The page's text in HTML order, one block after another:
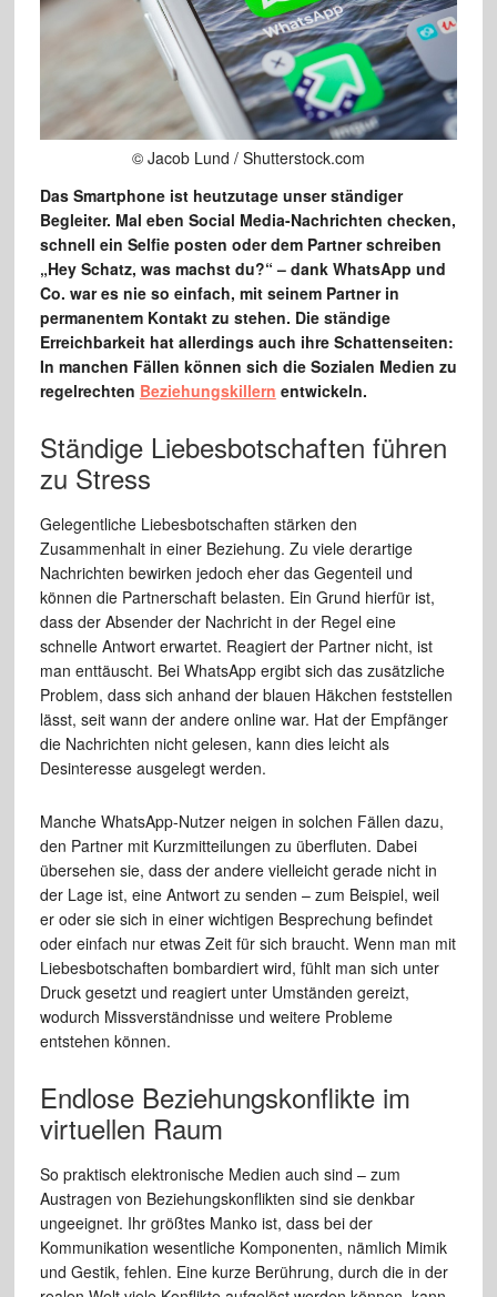
© Jacob Lund / Shutterstock.com
Das Smartphone ist heutzutage unser ständiger
Begleiter. Mal eben Social Media-Nachrichten checken,
schnell ein Selfie posten oder dem Partner schreiben
„Hey Schatz, was machst du?“ – dank WhatsApp und
Co. war es nie so einfach, mit seinem Partner in
permanentem Kontakt zu stehen. Die ständige
Erreichbarkeit hat allerdings auch ihre Schattenseiten:
In manchen Fällen können sich die Sozialen Medien zu
regelrechten Beziehungskillern entwickeln.
Ständige Liebesbotschaften führen
zu Stress
Gelegentliche Liebesbotschaften stärken den
Zusammenhalt in einer Beziehung. Zu viele derartige
Nachrichten bewirken jedoch eher das Gegenteil und
können die Partnerschaft belasten. Ein Grund hierfür ist,
dass der Absender der Nachricht in der Regel eine
schnelle Antwort erwartet. Reagiert der Partner nicht, ist
man enttäuscht. Bei WhatsApp ergibt sich das zusätzliche
Problem, dass sich anhand der blauen Häkchen feststellen
lässt, seit wann der andere online war. Hat der Empfänger
die Nachrichten nicht gelesen, kann dies leicht als
Desinteresse ausgelegt werden.
Manche WhatsApp-Nutzer neigen in solchen Fällen dazu,
den Partner mit Kurzmitteilungen zu überfluten. Dabei
übersehen sie, dass der andere vielleicht gerade nicht in
der Lage ist, eine Antwort zu senden – zum Beispiel, weil
er oder sie sich in einer wichtigen Besprechung befindet
oder einfach nur etwas Zeit für sich braucht. Wenn man mit
Liebesbotschaften bombardiert wird, fühlt man sich unter
Druck gesetzt und reagiert unter Umständen gereizt,
wodurch Missverständnisse und weitere Probleme
entstehen können.
Endlose Beziehungskonflikte im
virtuellen Raum
So praktisch elektronische Medien auch sind – zum
Austragen von Beziehungskonflikten sind sie denkbar
ungeeignet. Ihr größtes Manko ist, dass bei der
Kommunikation wesentliche Komponenten, nämlich Mimik
und Gestik, fehlen. Eine kurze Berührung, durch die in der